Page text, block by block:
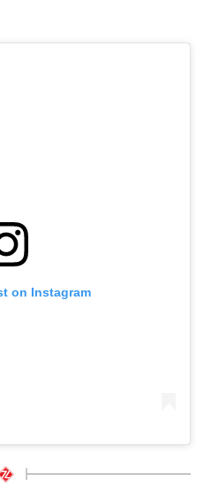
on Instagram